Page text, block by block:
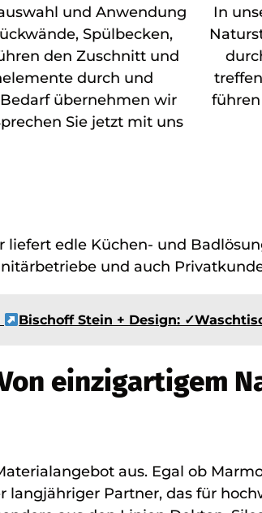
und Anwendung
Spülbecken,
den Zuschnitt und
durch und
übernehmen wir
Sie jetzt mit uns
In
liefert edle Küchen- und
und auch
Bischoff Stein + Design:
einzigartigem
aus. Egal ob
langjähriger Partner, das für